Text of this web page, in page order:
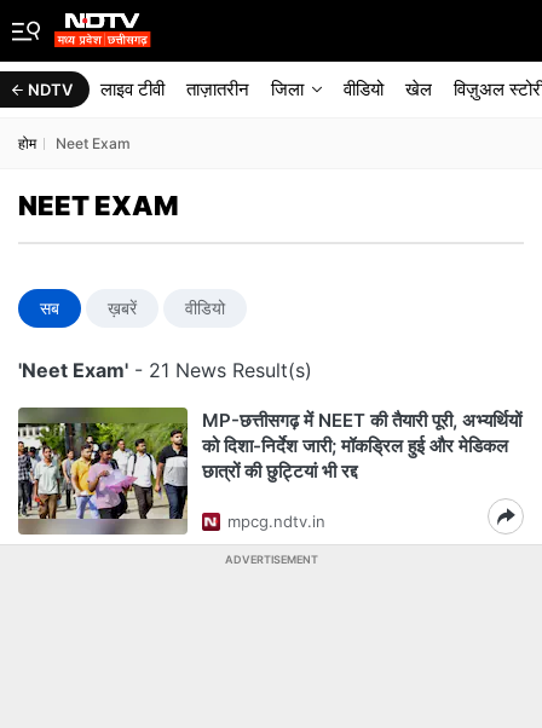
NDTV लाइव टीवी ताज़ातरीन जिला वीडियो खेल विज़ुअल
होम Neet Exam
NEET EXAM
सब ख़बरें वीडियो
'Neet Exam' - 21 News Result(s)
MP-छत्तीसगढ़ में NEET की तैयारी पूरी, अभ्यर्थियों
को दिशा-निर्देश जारी; मॉकड्रिल हुई और मेडिकल
छात्रों की छुट्टियां भी रद्द
mpcg.ndtv.in
ADVERTISEMENT